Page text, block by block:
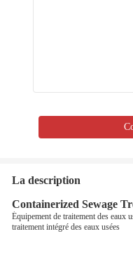
La description
Containerized Sewage
Équipement de traitement des eaux
traitement intégré des eaux usées